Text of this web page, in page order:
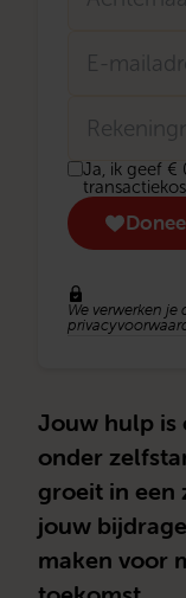
mailadres
Donatie
eenmalig
Ja, ik geef €
We verwerken
Jouw hulp is
onder
groeit in een
jouw
maken voor